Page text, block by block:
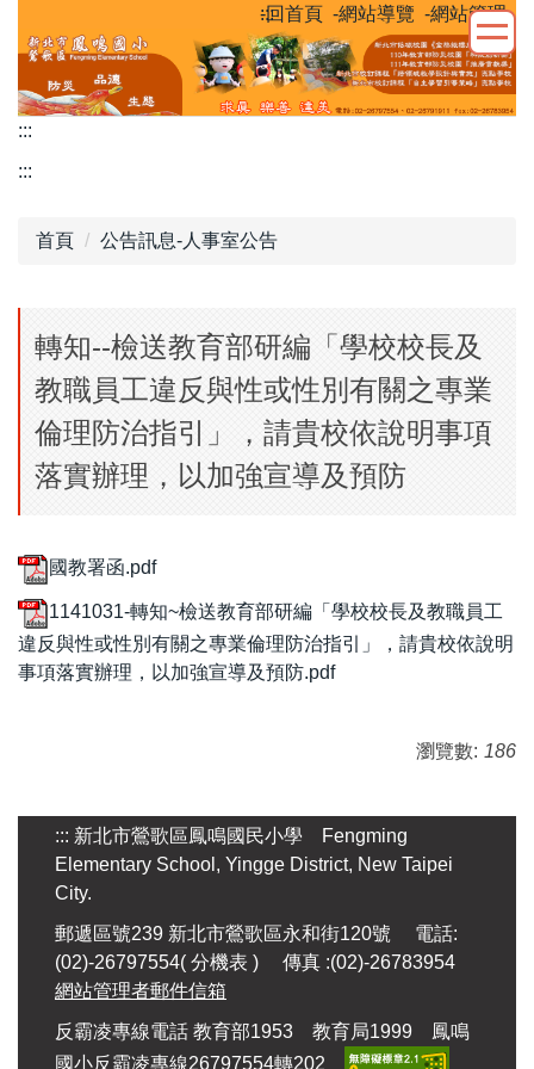
到
要
內
:::
-回首頁 -網站導覽 -網站管理
:::
:::
首頁 公告訊息-人事室公告
轉知--檢送教育部研編「學校校長及
教職員工違反與性或性別有關之專業
倫理防治指引」，請貴校依說明事項
落實辦理，以加強宣導及預防
國教署函.pdf
1141031-轉知~檢送教育部研編「學校校長及教職員工
違反與性或性別有關之專業倫理防治指引」，請貴校依說明
事項落實辦理，以加強宣導及預防.pdf
瀏覽數: 186
::: 新北市鶯歌區鳳鳴國民小學 Fengming
Elementary School, Yingge District, New Taipei
City.
郵遞區號239 新北市鶯歌區永和街120號 電話:
(02)-26797554( 分機表 ) 傳真 :(02)-26783954
網站管理者郵件信箱
反霸凌專線電話 教育部1953 教育局1999 鳳鳴
國小反霸凌專線26797554轉202